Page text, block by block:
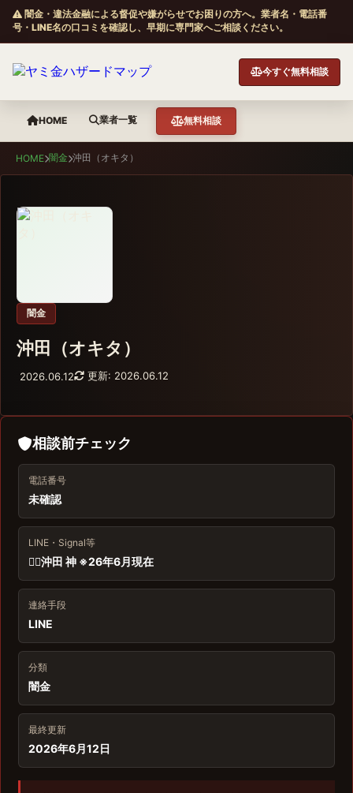
闇金・違法金融による督促や嫌がらせでお困りの方へ。業者名・電話番
号・LINE名の口コミを確認し、早期に専門家へご相談ください。
今すぐ無料相談
HOME 業者一覧 無料相談
HOME 闇金 沖田（オキタ）
闇金
沖田（オキタ）
2026.06.12 更新: 2026.06.12
相談前チェック
電話番号
未確認
LINE・Signal等
🧞‍♂️沖田 神 ※26年6月現在
連絡手段
LINE
分類
闇金
最終更新
2026年6月12日